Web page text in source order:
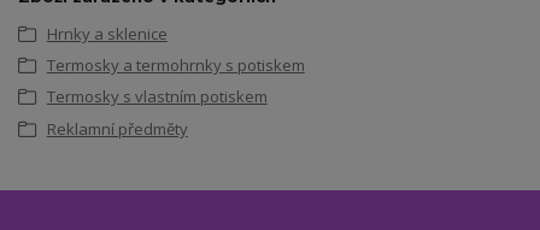
Hrnky a sklenice
Termosky a termohrnky s potiskem
Termosky s vlastním potiskem
Reklamní předměty